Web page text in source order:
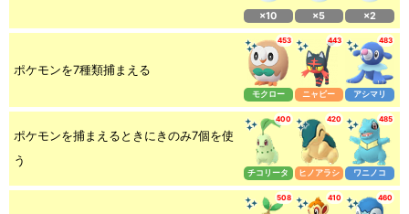
×10 ×5 ×2
ポケモンを7種類捕まえる
453
モクロー
443
ニャビー
483
アシマリ
ポケモンを捕まえるときにきのみ7個を使
う
400
チコリータ
420
ヒノアラシ
485
ワニノコ
508 410 460